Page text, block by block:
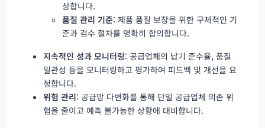
상합니다.
품질 관리 기준: 제품 품질 보장을 위한 구체적인 기
준과 검수 절차를 명확히 합의합니다.
지속적인 성과 모니터링: 공급업체의 납기 준수율, 품질
일관성 등을 모니터링하고 평가하여 피드백 및 개선을 요
청합니다.
위험 관리: 공급망 다변화를 통해 단일 공급업체 의존 위
험을 줄이고 예측 불가능한 상황에 대비합니다.